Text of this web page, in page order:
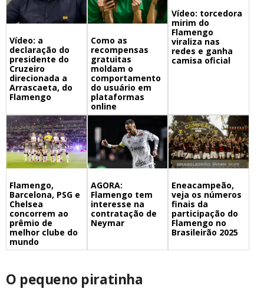
Vídeo: a
declaração do
presidente do
Cruzeiro
direcionada a
Arrascaeta, do
Flamengo
Como as
recompensas
gratuitas
moldam o
comportamento
do usuário em
plataformas
online
Vídeo: torcedora
mirim do
Flamengo
viraliza nas
redes e ganha
camisa oficial
Flamengo,
Barcelona, PSG e
Chelsea
concorrem ao
prêmio de
melhor clube do
mundo
AGORA:
Flamengo tem
interesse na
contratação de
Neymar
Eneacampeão,
veja os números
finais da
participação do
Flamengo no
Brasileirão 2025
O pequeno piratinha